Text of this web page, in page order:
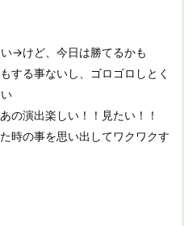
→けど、今日は勝てるかも
する事ないし、ゴロゴロしとく
の演出楽しい！！見たい！！
時の事を思い出してワクワクす